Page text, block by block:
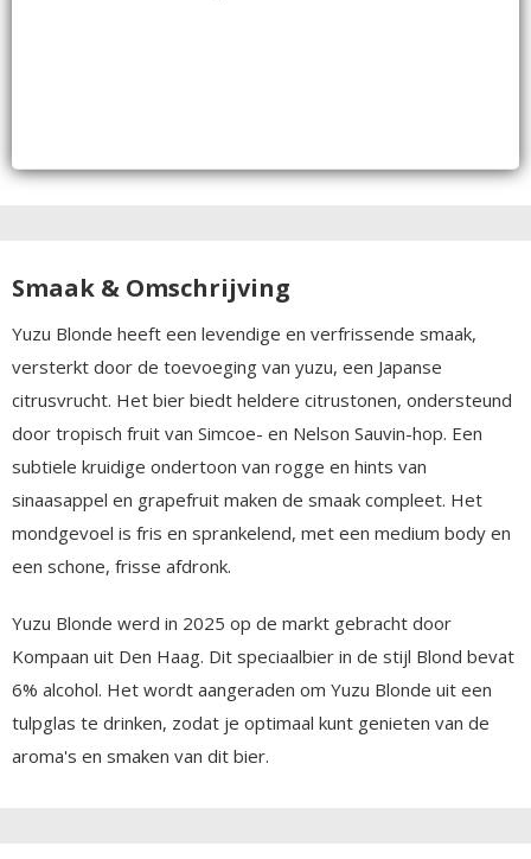
Smaak & Omschrijving
Yuzu Blonde heeft een levendige en verfrissende smaak,
versterkt door de toevoeging van yuzu, een Japanse
citrusvrucht. Het bier biedt heldere citrustonen, ondersteund
door tropisch fruit van Simcoe- en Nelson Sauvin-hop. Een
subtiele kruidige ondertoon van rogge en hints van
sinaasappel en grapefruit maken de smaak compleet. Het
mondgevoel is fris en sprankelend, met een medium body en
een schone, frisse afdronk.
Yuzu Blonde werd in 2025 op de markt gebracht door
Kompaan uit Den Haag. Dit speciaalbier in de stijl Blond bevat
6% alcohol. Het wordt aangeraden om Yuzu Blonde uit een
tulpglas te drinken, zodat je optimaal kunt genieten van de
aroma's en smaken van dit bier.